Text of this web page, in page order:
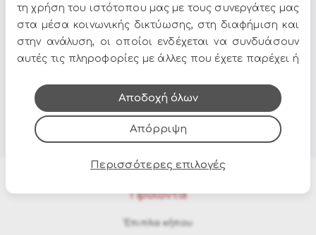
Όλες οι προσφορές και τα νέα του Epilegin,
στο email και τα social media!
Προϊόντα
Έπιπλα κήπου
τη χρήση του ιστότοπου μας με τους συνεργάτες μας
στα μέσα κοινωνικής δικτύωσης, στη διαφήμιση και
στην ανάλυση, οι οποίοι ενδέχεται να συνδυάσουν
αυτές τις πληροφορίες με άλλες που έχετε παρέχει ή
τους.
Απόρριψη
Αποδοχή όλων
Περισσότερες επιλογές